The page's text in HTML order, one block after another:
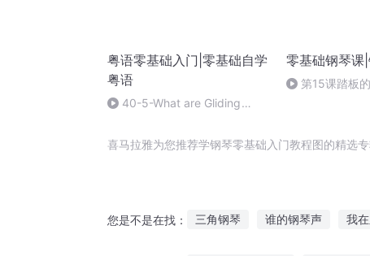
粤语零基础入门|零基础自学
粤语
40-5-What are Gliding
零基础钢琴课
第15课踏板
喜马拉雅为您推荐学钢琴零基础入门教程图的精选
您是不是在找： 三角钢琴 谁的钢琴声 我